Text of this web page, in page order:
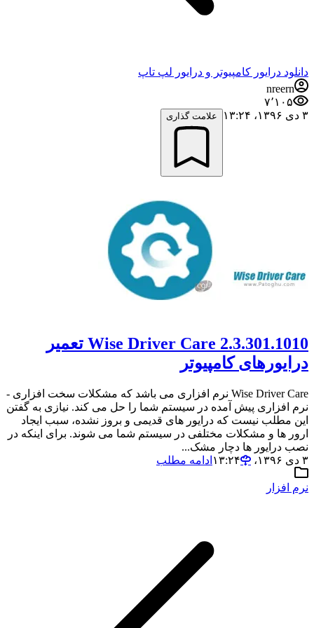
دانلود درایور کامپیوتر و درایور لپ تاپ
nreern
۷٬۱۰۵
۳ دی ۱۳۹۶،‏ ۱۳:۲۴
علامت گذاری
Wise Driver Care 2.3.301.1010 تعمیر
درایورهای کامپیوتر
Wise Driver Care نرم افزاری می باشد که مشکلات سخت افزاری -
نرم افزاری پیش آمده در سیستم شما را حل می کند. نیازی به گفتن
این مطلب نیست که درایور های قدیمی و بروز نشده، سبب ایجاد
ارور ها و مشکلات مختلفی در سیستم شما می شوند. برای اینکه در
نصب درایور ها دچار مشک...
۳ دی ۱۳۹۶،‏ ۱۳:۲۴
ادامه مطلب
نرم افزار